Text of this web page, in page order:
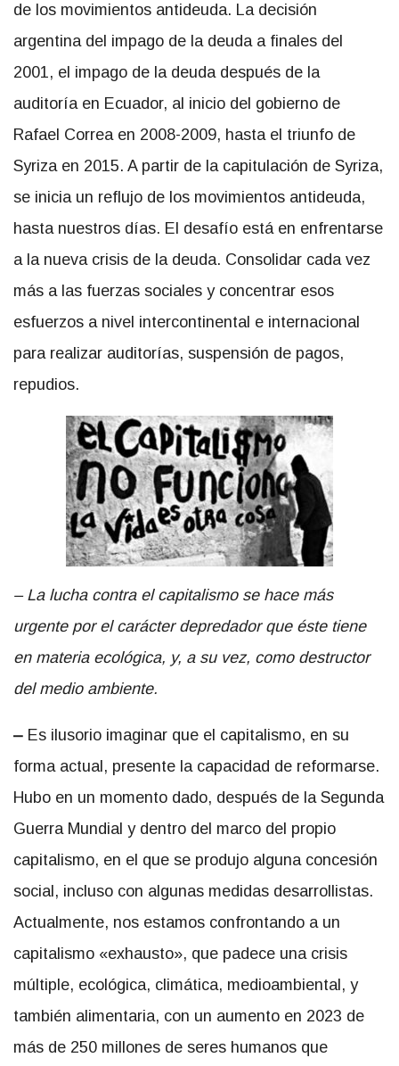
de los movimientos antideuda. La decisión
argentina del impago de la deuda a finales del
2001, el impago de la deuda después de la
auditoría en Ecuador, al inicio del gobierno de
Rafael Correa en 2008-2009, hasta el triunfo de
Syriza en 2015. A partir de la capitulación de Syriza,
se inicia un reflujo de los movimientos antideuda,
hasta nuestros días. El desafío está en enfrentarse
a la nueva crisis de la deuda. Consolidar cada vez
más a las fuerzas sociales y concentrar esos
esfuerzos a nivel intercontinental e internacional
para realizar auditorías, suspensión de pagos,
repudios.
– La lucha contra el capitalismo se hace más
urgente por el carácter depredador que éste tiene
en materia ecológica, y, a su vez, como destructor
del medio ambiente.
– Es ilusorio imaginar que el capitalismo, en su
forma actual, presente la capacidad de reformarse.
Hubo en un momento dado, después de la Segunda
Guerra Mundial y dentro del marco del propio
capitalismo, en el que se produjo alguna concesión
social, incluso con algunas medidas desarrollistas.
Actualmente, nos estamos confrontando a un
capitalismo «exhausto», que padece una crisis
múltiple, ecológica, climática, medioambiental, y
también alimentaria, con un aumento en 2023 de
más de 250 millones de seres humanos que